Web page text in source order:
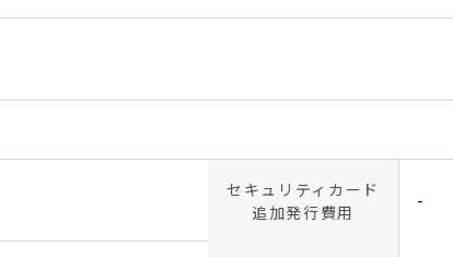
セキュリティカード
追加発行費用
-